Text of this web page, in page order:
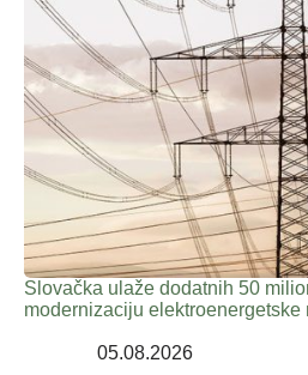
Slovačka ulaže dodatnih 50
modernizaciju elektroenergetske
05.08.2026